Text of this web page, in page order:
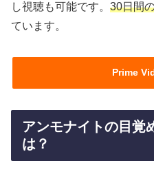
し視聴も可能です。 30日間
ています。
Prime
アンモナイトの目覚
は？